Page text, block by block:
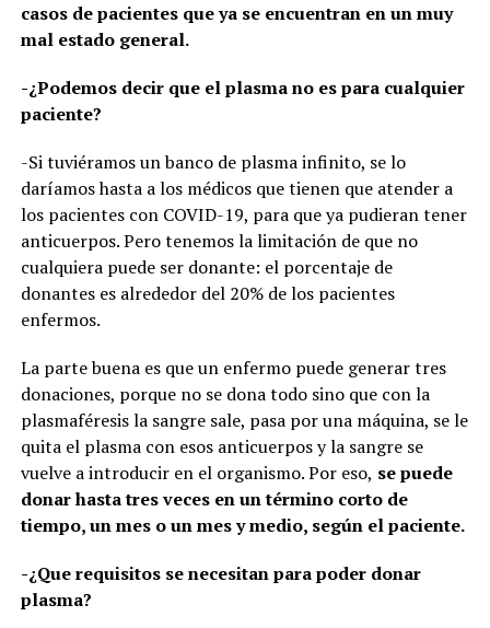
casos de pacientes que ya se encuentran en un muy
mal estado general.
-¿Podemos decir que el plasma no es para cualquier
paciente?
-Si tuviéramos un banco de plasma infinito, se lo
daríamos hasta a los médicos que tienen que atender a
los pacientes con COVID-19, para que ya pudieran tener
anticuerpos. Pero tenemos la limitación de que no
cualquiera puede ser donante: el porcentaje de
donantes es alrededor del 20% de los pacientes
enfermos.
La parte buena es que un enfermo puede generar tres
donaciones, porque no se dona todo sino que con la
plasmaféresis la sangre sale, pasa por una máquina, se le
quita el plasma con esos anticuerpos y la sangre se
vuelve a introducir en el organismo. Por eso, se puede
donar hasta tres veces en un término corto de
tiempo, un mes o un mes y medio, según el paciente.
-¿Que requisitos se necesitan para poder donar
plasma?